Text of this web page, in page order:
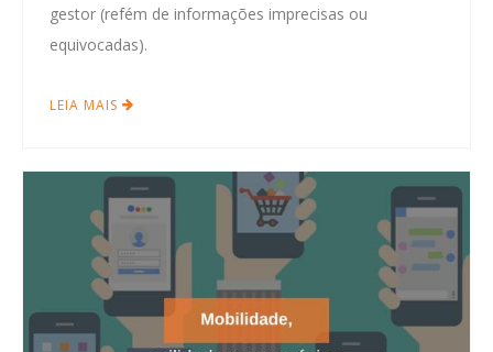
gestor (refém de informações imprecisas ou
equivocadas).
LEIA MAIS